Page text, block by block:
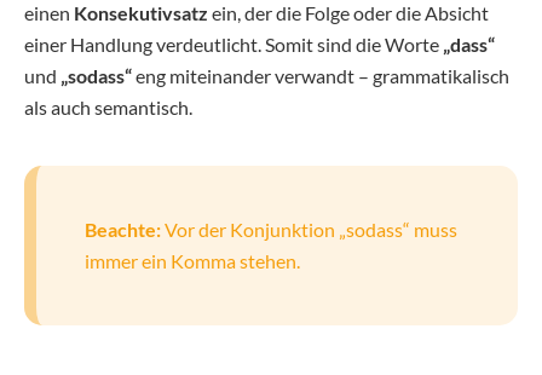
einen Konsekutivsatz ein, der die Folge oder die Absicht
einer Handlung verdeutlicht. Somit sind die Worte „dass“
und „sodass“eng miteinander verwandt – grammatikalisch
als auch semantisch.
Beachte:Vor der Konjunktion „sodass“ muss
immer ein Komma stehen.